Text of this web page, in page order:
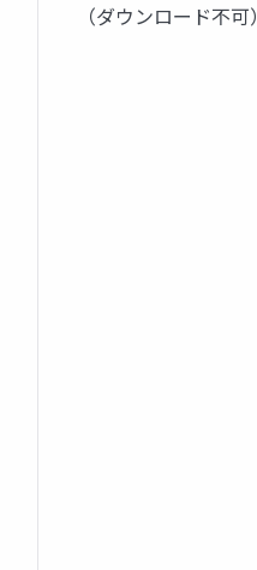
（ダウンロード不可）